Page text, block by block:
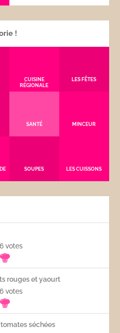
!
CUISINE
RÉGIONALE
LES FÊTES
SANTÉ MINCEUR
SOUPES LES CUISSONS
6votes
rouges et yaourt
6votes
séchées